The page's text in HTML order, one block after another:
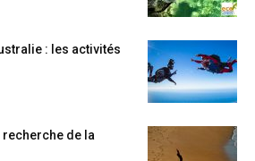
: les activités
recherche de la